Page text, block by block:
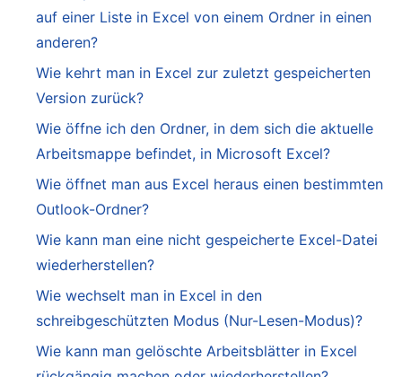
auf einer Liste in Excel von einem Ordner in einen
anderen?
Wie kehrt man in Excel zur zuletzt gespeicherten
Version zurück?
Wie öffne ich den Ordner, in dem sich die aktuelle
Arbeitsmappe befindet, in Microsoft Excel?
Wie öffnet man aus Excel heraus einen bestimmten
Outlook-Ordner?
Wie kann man eine nicht gespeicherte Excel-Datei
wiederherstellen?
Wie wechselt man in Excel in den
schreibgeschützten Modus (Nur-Lesen-Modus)?
Wie kann man gelöschte Arbeitsblätter in Excel